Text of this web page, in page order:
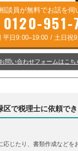
談員が無料でお話を伺
0120-951-
お問い合わせフォームはこち
区で税理士に依頼で
応じたり、書類作成などを